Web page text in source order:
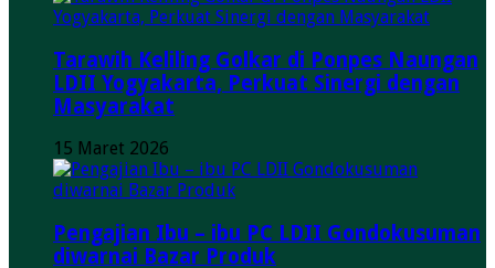
Tarawih Keliling Golkar di Ponpes Naungan
LDII Yogyakarta, Perkuat Sinergi dengan
Masyarakat
15 Maret 2026
Pengajian Ibu – ibu PC LDII Gondokusuman
diwarnai Bazar Produk